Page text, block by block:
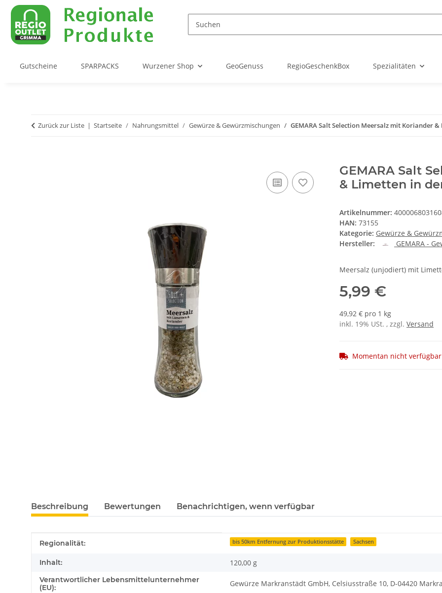
Gutscheine SPARPACKS Wurzener Shop GeoGenuss RegioGeschenkBox Spezialitäten
Zurück zur Liste Startseite Nahrungsmittel Gewürze & Gewürzmischungen GEMARA Salt Selection Meersalz mit Koriander
GEMARA Salt
& Limetten in
Artikelnummer:
HAN: 73155
Kategorie: Gewürze &
Hersteller:
GEMARA -
Meersalz (unjodiert) mit
5,99 €
49,92 € pro 1 kg
inkl. 19% USt. , zzgl. Versand
Momentan nicht verfügbar
Beschreibung Bewertungen Benachrichtigen, wenn verfügbar
Produkteigenschaft
Wert
Regionalität: bis 50km Entfernung zur Produktionsstätte Sachsen
Inhalt: 120,00 g
Verantwortlicher Lebensmittelunternehmer
(EU):
Gewürze Markranstädt GmbH, Celsiusstraße 10, D-04420